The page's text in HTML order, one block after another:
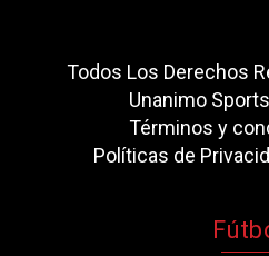
Todos Los Derechos
Unanimo
Términos y
Políticas de